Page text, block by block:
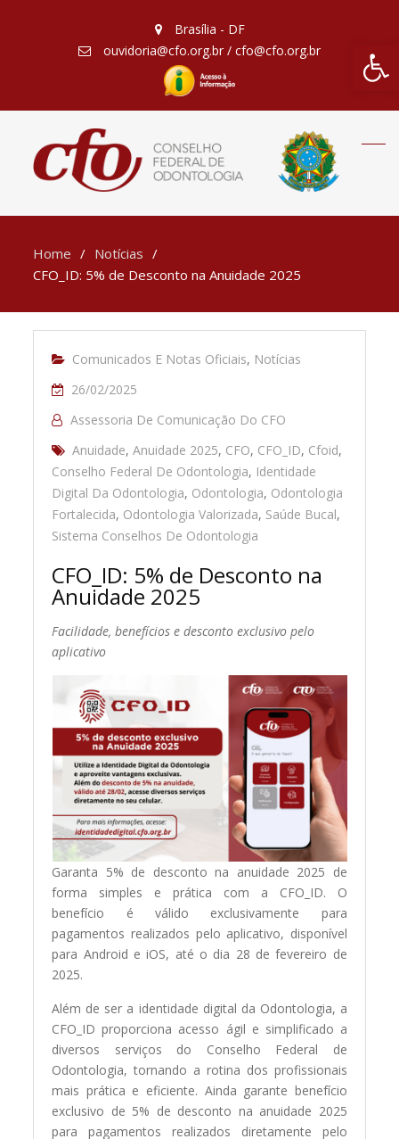
Barra
Brasília - DF
ouvidoria@cfo.org.br / cfo@cfo.org.br
Home
Notícias
CFO_ID: 5% de Desconto na Anuidade 2025
Comunicados E Notas Oficiais, Notícias
26/02/2025
Assessoria De Comunicação Do CFO
Anuidade,Anuidade 2025, CFO, CFO_ID, Cfoid,
Conselho Federal De Odontologia, Identidade
Digital Da Odontologia, Odontologia, Odontologia
Fortalecida, Odontologia Valorizada, Saúde Bucal,
Sistema Conselhos De Odontologia
CFO_ID: 5% de Desconto na
Anuidade 2025
Facilidade, benefícios e desconto exclusivo pelo
aplicativo
Garanta 5% de desconto na anuidade 2025 de
forma simples e prática com a CFO_ID. O
benefício é válido exclusivamente para
pagamentos realizados pelo aplicativo, disponível
para Android e iOS, até o dia 28 de fevereiro de
2025.
Além de ser a identidade digital da Odontologia, a
CFO_ID proporciona acesso ágil e simplificado a
diversos serviços do Conselho Federal de
Odontologia, tornando a rotina dos profissionais
mais prática e eficiente. Ainda garante benefício
exclusivo de 5% de desconto na anuidade 2025
para pagamentos realizados diretamente pelo